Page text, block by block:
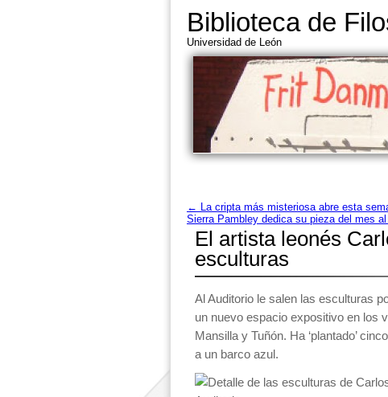
Biblioteca de
Universidad de León
← La cripta más misteriosa abre esta
Sierra Pambley dedica su pieza del mes
El artista leonés
esculturas
Al Auditorio le salen las esculturas
un nuevo espacio expositivo en los
Mansilla y Tuñón. Ha ‘plantado’
a un barco azul.